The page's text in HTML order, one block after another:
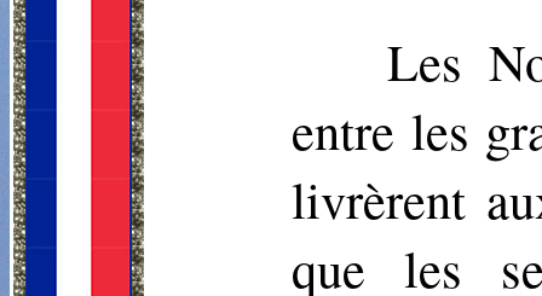
Les
entre les
livrèrent
que les